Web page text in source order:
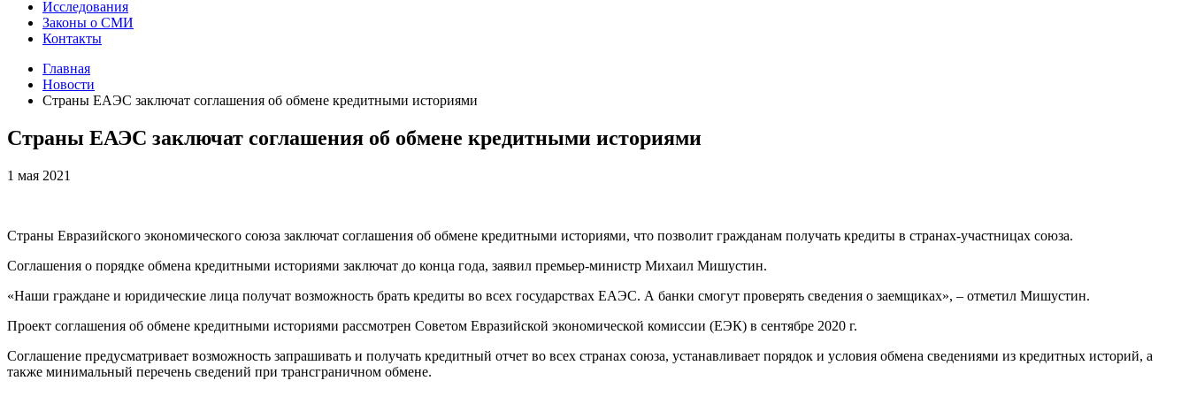
Исследования
Законы о СМИ
Контакты
Главная
Новости
Страны ЕАЭС заключат соглашения об обмене кредитными историями
Страны ЕАЭС заключат соглашения об обмене кредитными историями
1 мая 2021
Страны Евразийского экономического союза заключат соглашения об обмене кредитными историями, что позволит гражданам получать кредиты в странах-участницах союза.
Соглашения о порядке обмена кредитными историями заключат до конца года, заявил премьер-министр Михаил Мишустин.
«Наши граждане и юридические лица получат возможность брать кредиты во всех государствах ЕАЭС. А банки смогут проверять сведения о заемщиках», – отметил Мишустин.
Проект соглашения об обмене кредитными историями рассмотрен Советом Евразийской экономической комиссии (ЕЭК) в сентябре 2020 г.
Соглашение предусматривает возможность запрашивать и получать кредитный отчет во всех странах союза, устанавливает порядок и условия обмена сведениями из кредитных историй, а
также минимальный перечень сведений при трансграничном обмене.